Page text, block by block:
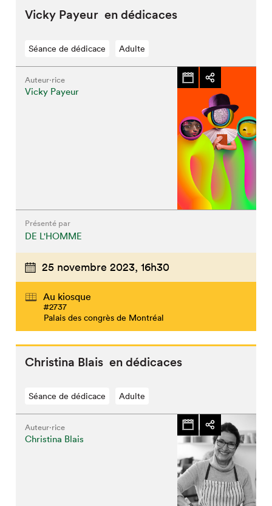
Vicky Payeur en dédicaces
Séance de dédicace Adulte
Auteur·rice
Vicky Payeur
Présenté par
DE L'HOMME
25 novembre 2023, 16h30
Au kiosque
#2737
Palais des congrès de Montréal
Christina Blais en dédicaces
Séance de dédicace Adulte
Auteur·rice
Christina Blais